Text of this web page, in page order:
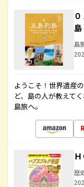
島
ようこそ！世界遺産
ど、島の人が教えて
島旅へ。
歴